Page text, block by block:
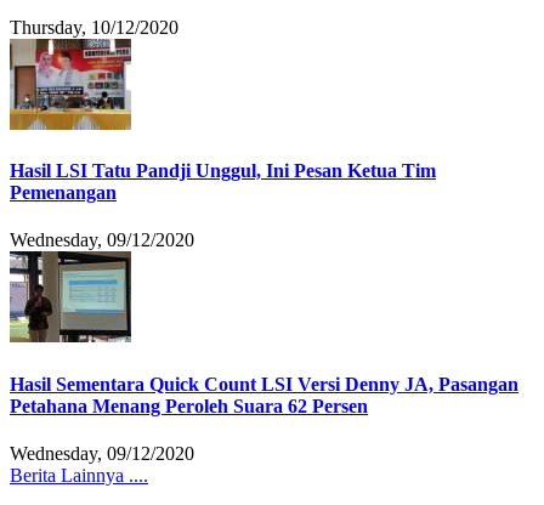
Thursday, 10/12/2020
Hasil LSI Tatu Pandji Unggul, Ini Pesan Ketua Tim
Pemenangan
Wednesday, 09/12/2020
Hasil Sementara Quick Count LSI Versi Denny JA, Pasangan
Petahana Menang Peroleh Suara 62 Persen
Wednesday, 09/12/2020
Berita Lainnya ....